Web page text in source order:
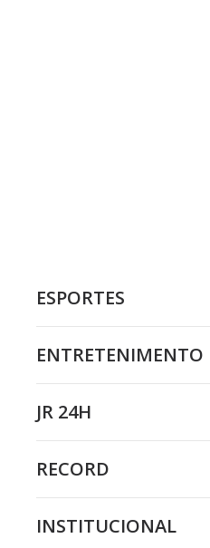
ESPORTES
ENTRETENIMENTO
JR 24H
RECORD
INSTITUCIONAL